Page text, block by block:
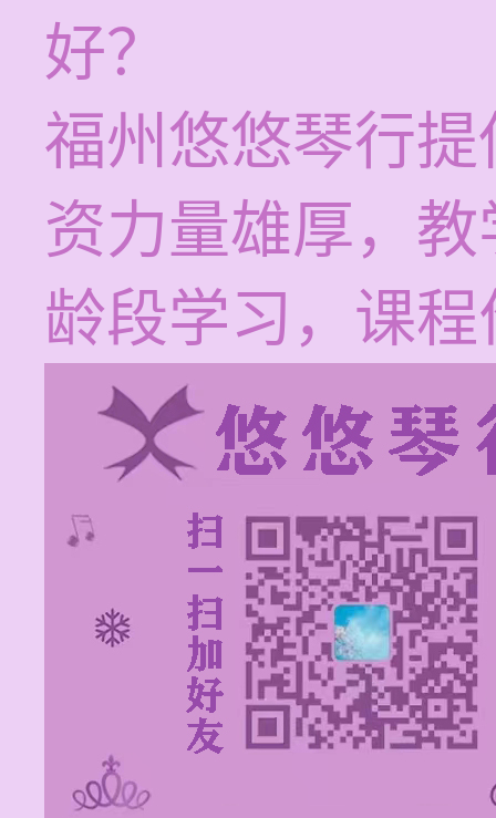
好？
福州悠悠琴行
资力量雄厚，
龄段学习，课